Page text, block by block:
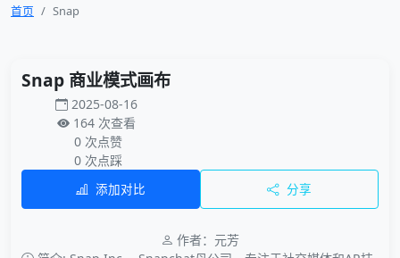
首页 Snap
Snap 商业模式画布
2025-08-16
164 次查看
0 次点赞
0 次点踩
添加对比
分享
作者：元芳